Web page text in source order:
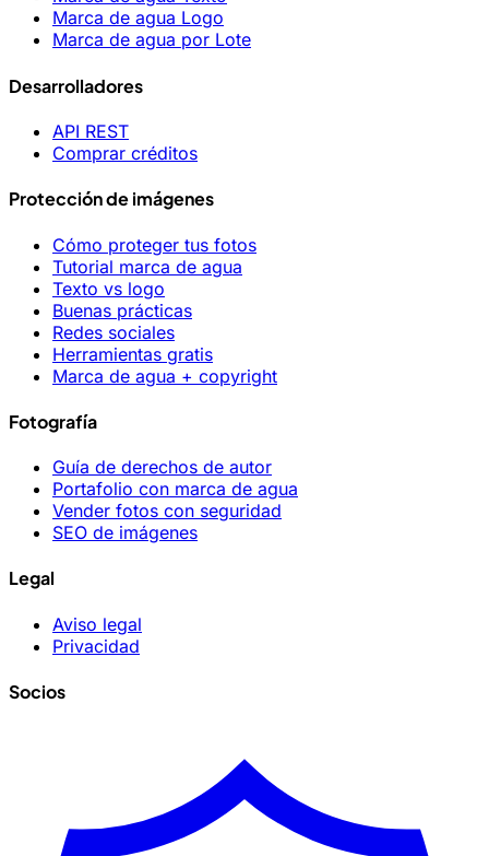
Marca de agua Logo
Marca de agua por Lote
Desarrolladores
API REST
Comprar créditos
Protección de imágenes
Cómo proteger tus fotos
Tutorial marca de agua
Texto vs logo
Buenas prácticas
Redes sociales
Herramientas gratis
Marca de agua + copyright
Fotografía
Guía de derechos de autor
Portafolio con marca de agua
Vender fotos con seguridad
SEO de imágenes
Legal
Aviso legal
Privacidad
Socios